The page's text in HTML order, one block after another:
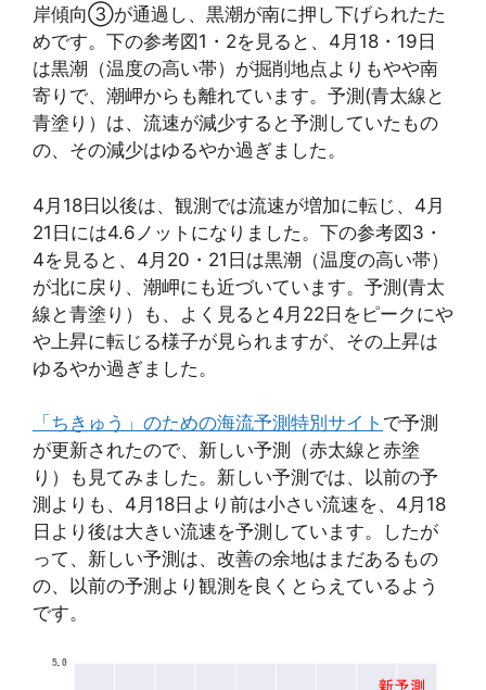
岸傾向③が通過し、黒潮が南に押し下げられたた
めです。下の参考図1・2を見ると、4月18・19日
は黒潮（温度の高い帯）が掘削地点よりもやや南
寄りで、潮岬からも離れています。予測(青太線と
青塗り）は、流速が減少すると予測していたもの
の、その減少はゆるやか過ぎました。
4月18日以後は、観測では流速が増加に転じ、4月
21日には4.6ノットになりました。下の参考図3・
4を見ると、4月20・21日は黒潮（温度の高い帯）
が北に戻り、潮岬にも近づいています。予測(青太
線と青塗り）も、よく見ると4月22日をピークにや
や上昇に転じる様子が見られますが、その上昇は
ゆるやか過ぎました。
「ちきゅう」のための海流予測特別サイト で予測
が更新されたので、新しい予測（赤太線と赤塗
り）も見てみました。新しい予測では、以前の予
測よりも、4月18日より前は小さい流速を、4月18
日より後は大きい流速を予測しています。したが
って、新しい予測は、改善の余地はまだあるもの
の、以前の予測より観測を良くとらえているよう
です。